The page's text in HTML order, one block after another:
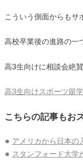
こういう側面からもサ
高校卒業後の進路の一
高3生向けに相談会絶
高3生向けスポーツ留
こちらの記事もお
アメリカから日本の
スタンフォード大学